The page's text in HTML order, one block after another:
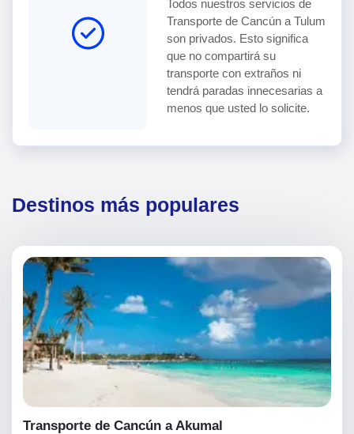
Todos nuestros servicios de
Transporte de Cancún a Tulum
son privados. Esto significa
que no compartirá su
transporte con extraños ni
tendrá paradas innecesarias a
menos que usted lo solicite.
Destinos más populares
Transporte de Cancún a Akumal